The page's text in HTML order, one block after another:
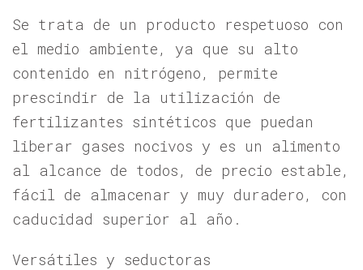
Se trata de un producto respetuoso con
el medio ambiente, ya que su alto
contenido en nitrógeno, permite
prescindir de la utilización de
fertilizantes sintéticos que puedan
liberar gases nocivos y es un alimento
al alcance de todos, de precio estable,
fácil de almacenar y muy duradero, con
caducidad superior al año.
Versátiles y seductoras